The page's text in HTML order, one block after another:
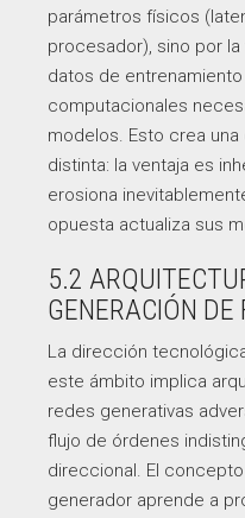
parámetros físicos
procesador), sino por
datos de
computacionales
modelos. Esto crea
distinta: la ventaja es
erosiona
opuesta actualiza sus
5.2
GENERACIÓN
La dirección
este ámbito implica
redes generativas
flujo de órdenes
direccional. El
generador aprende a